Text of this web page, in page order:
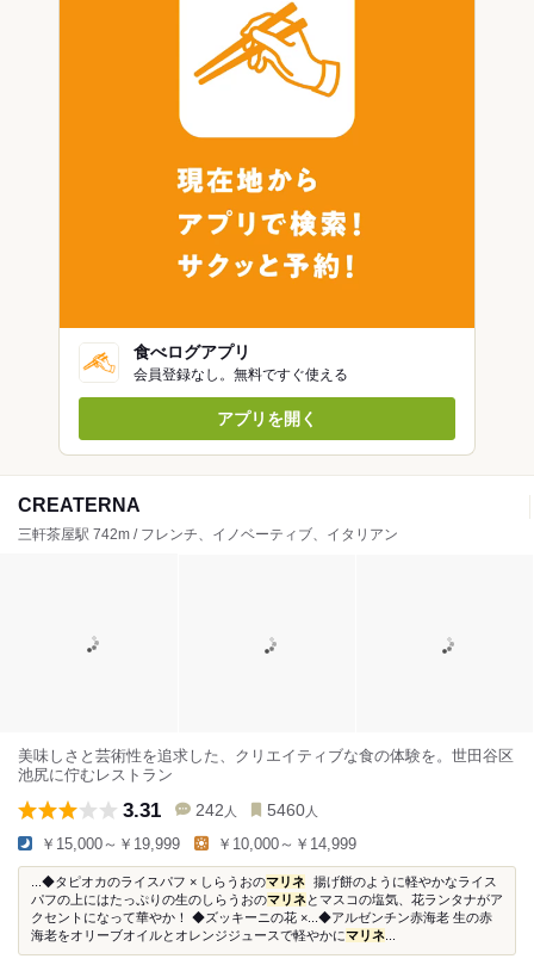
食べログアプリ
会員登録なし。無料ですぐ使える
アプリを開く
CREATERNA
三軒茶屋駅 742m / フレンチ、イノベーティブ、イタリアン
美味しさと芸術性を追求した、クリエイティブな食の体験を。世田谷区
池尻に佇むレストラン
3.31 242 人 5460 人
￥15,000～￥19,999 ￥10,000～￥14,999
...◆タピオカのライスパフ × しらうおのマリネ 揚げ餅のように軽やかなライス
パフの上にはたっぷりの生のしらうおのマリネとマスコの塩気、花ランタナがア
クセントになって華やか！ ◆ズッキーニの花 ×...◆アルゼンチン赤海老 生の赤
海老をオリーブオイルとオレンジジュースで軽やかにマリネ